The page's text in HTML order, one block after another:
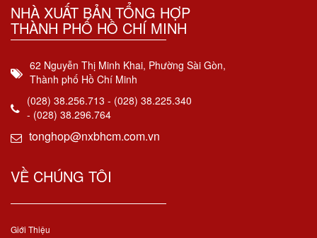
NHÀ XUẤT BẢN TỔNG HỢP
THÀNH PHỐ HỒ CHÍ MINH
62 Nguyễn Thị Minh Khai, Phường Sài Gòn,
Thành phố Hồ Chí Minh
(028) 38.256.713 - (028) 38.225.340
- (028) 38.296.764
tonghop@nxbhcm.com.vn
VỀ CHÚNG TÔI
Giới Thiệu